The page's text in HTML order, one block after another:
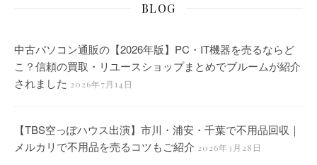
BLOG
中古パソコン通販の【2026年版】PC・IT機器を売るならど
こ？信頼の買取・リユースショップまとめでブルームが紹介
されました 2026年7月14日
【TBS空っぽハウス出演】市川・浦安・千葉で不用品回収｜
メルカリで不用品を売るコツもご紹介 2026年3月28日